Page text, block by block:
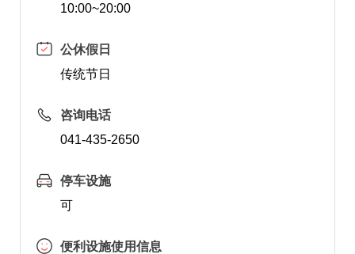
10:00~20:00
公休假日
传统节日
咨询电话
041-435-2650
停车设施
可
便利设施使用信息